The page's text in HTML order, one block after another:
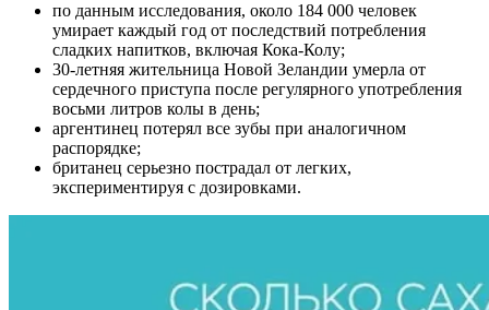
по данным исследования, около 184 000 человек
умирает каждый год от последствий потребления
сладких напитков, включая Кока-Колу;
30-летняя жительница Новой Зеландии умерла от
сердечного приступа после регулярного употребления
восьми литров колы в день;
аргентинец потерял все зубы при аналогичном
распорядке;
британец серьезно пострадал от легких,
экспериментируя с дозировками.